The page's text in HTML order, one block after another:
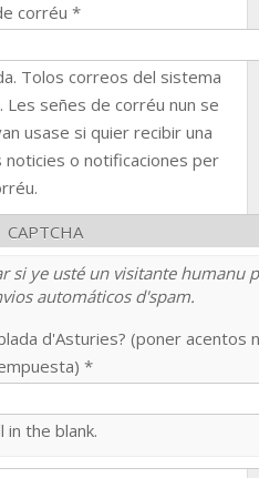
corréu *
Tolos correos del sistema
Les señes de corréu nun se
usase si quier recibir una
o notificaciones per
CAPTCHA
si ye usté un visitante humanu
automáticos d'spam.
d'Asturies? (poner acentos
*
in the blank.